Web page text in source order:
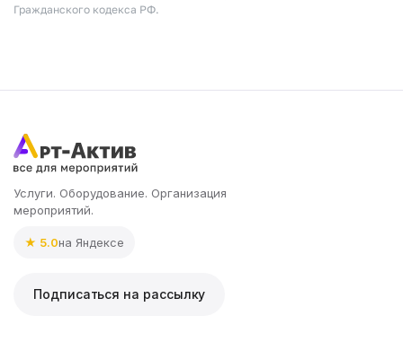
Гражданского кодекса РФ.
Услуги. Оборудование. Организация
мероприятий.
★ 5.0на Яндексе
Подписаться на рассылку